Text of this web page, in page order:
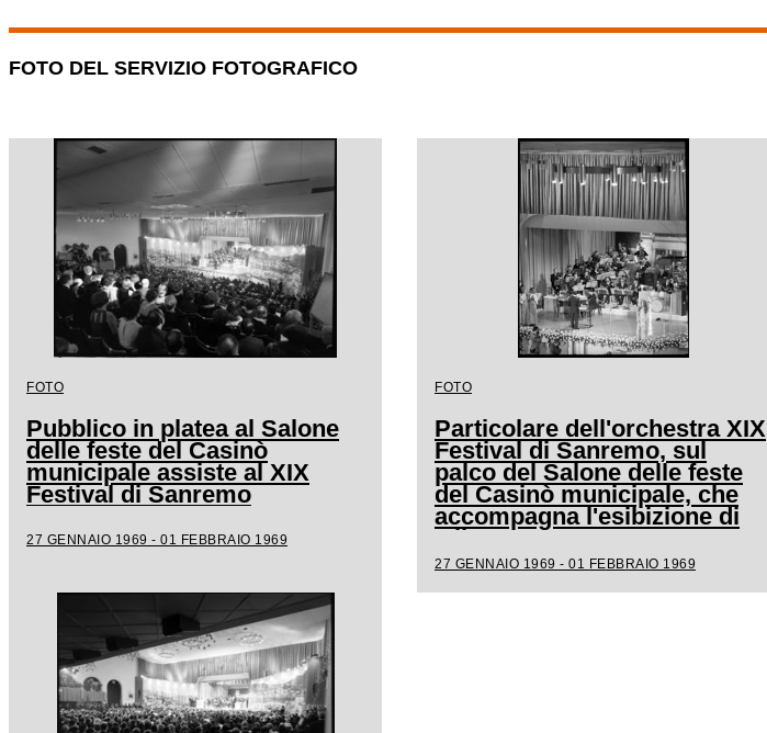
FOTO DEL SERVIZIO FOTOGRAFICO
FOTO
Pubblico in platea al Salone
delle feste del Casinò
municipale assiste al XIX
Festival di Sanremo
27 GENNAIO 1969 - 01 FEBBRAIO 1969
FOTO
Particolare dell'orchestra XIX
Festival di Sanremo, sul
palco del Salone delle feste
del Casinò municipale, che
accompagna l'esibizione di
Milva
27 GENNAIO 1969 - 01 FEBBRAIO 1969